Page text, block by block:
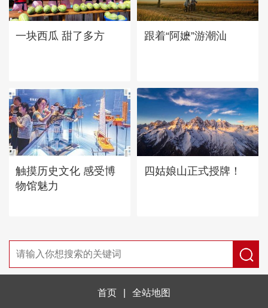
一块西瓜 甜了多方 跟着“阿嬷”游潮汕
触摸历史文化 感受博
物馆魅力
四姑娘山正式授牌！
首页 全站地图